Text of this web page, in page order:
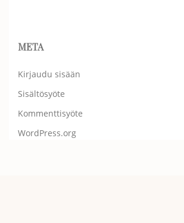
META
Kirjaudu sisään
Sisältösyöte
Kommenttisyöte
WordPress.org